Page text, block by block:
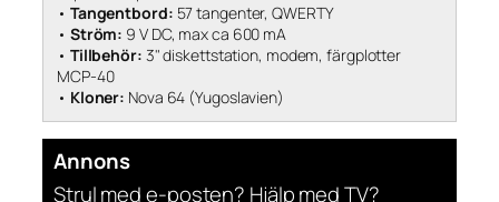
• Tangentbord: 57 tangenter, QWERTY
• Ström: 9 V DC, max ca 600 mA
• Tillbehör: 3" diskettstation, modem, färgplotter
MCP-40
• Kloner: Nova 64 (Yugoslavien)
Annons
Strul med e-posten? Hjälp med TV?